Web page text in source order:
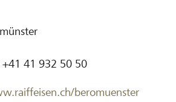
+41 41 932 50 50
beromuenster